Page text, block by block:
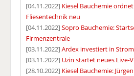
[04.11.2022] Kiesel Bauchemie
Fliesentechnik neu
[04.11.2022]Sopro Bauchemie:
Firmenzentrale
[03.11.2022]Ardex investiert in
[03.11.2022] Uzin startet neues Live-
[28.10.2022] Kiesel Bauchemie: